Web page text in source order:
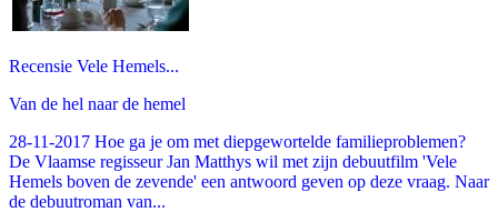
Recensie Vele Hemels...
Van de hel naar de hemel
28-11-2017 Hoe ga je om met diepgewortelde familieproblemen?
De Vlaamse regisseur Jan Matthys wil met zijn debuutfilm 'Vele
Hemels boven de zevende' een antwoord geven op deze vraag. Naar
de debuutroman van...